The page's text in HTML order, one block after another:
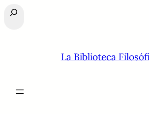
Buscar
La Biblioteca